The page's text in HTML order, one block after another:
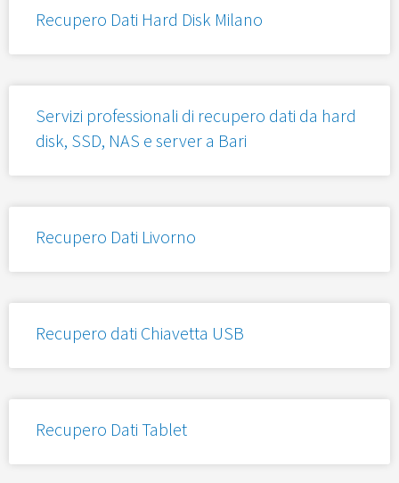
Recupero Dati Hard Disk Milano
Servizi professionali di recupero dati da hard
disk, SSD, NAS e server a Bari
Recupero Dati Livorno
Recupero dati Chiavetta USB
Recupero Dati Tablet